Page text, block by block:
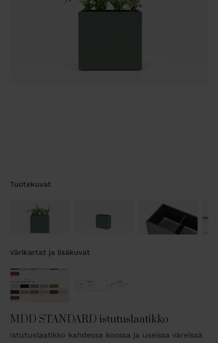
Tuotekuvat
Värikartat ja lisäkuvat
MDD STANDARD istutuslaatikko
Istutuslaatikko kahdessa koossa ja useissa väreissä